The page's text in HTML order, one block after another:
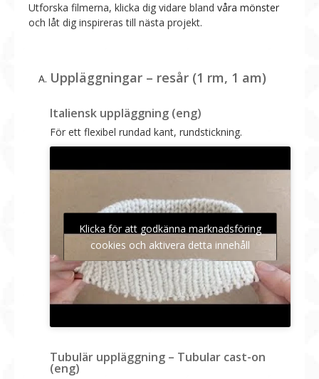
Utforska filmerna, klicka dig vidare bland våra mönster
och låt dig inspireras till nästa projekt.
Uppläggningar – resår (1 rm, 1 am)
Italiensk uppläggning (eng)
För ett flexibel rundad kant, rundstickning.
Klicka för att godkänna marknadsföring
cookies och aktivera detta innehåll
Tubulär uppläggning – Tubular cast-on
(eng)